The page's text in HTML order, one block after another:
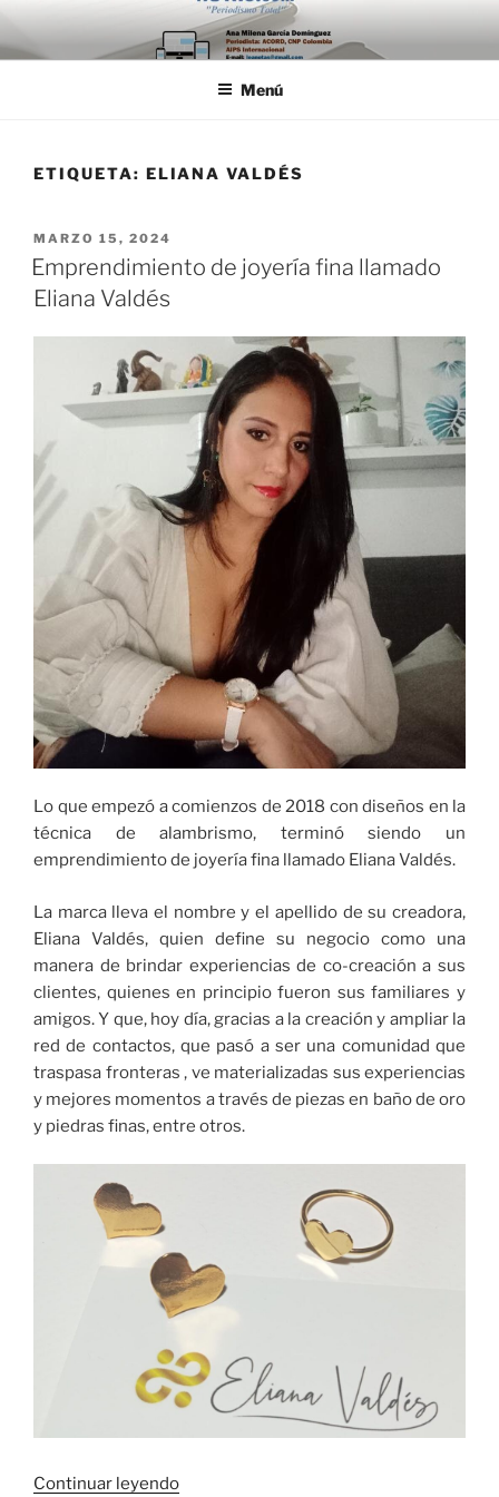
Saltar
al
contenido
Menú
ETIQUETA: ELIANA VALDÉS
PUBLICADO
EL
MARZO 15, 2024
Emprendimiento de joyería fina llamado
Eliana Valdés
Lo que empezó a comienzos de 2018 con diseños en la
técnica de alambrismo, terminó siendo un
emprendimiento de joyería fina llamado Eliana Valdés.
La marca lleva el nombre y el apellido de su creadora,
Eliana Valdés, quien define su negocio como una
manera de brindar experiencias de co-creación a sus
clientes, quienes en principio fueron sus familiares y
amigos. Y que, hoy día, gracias a la creación y ampliar la
red de contactos, que pasó a ser una comunidad que
traspasa fronteras , ve materializadas sus experiencias
y mejores momentos a través de piezas en baño de oro
y piedras finas, entre otros.
Continuar leyendo«Emprendimiento